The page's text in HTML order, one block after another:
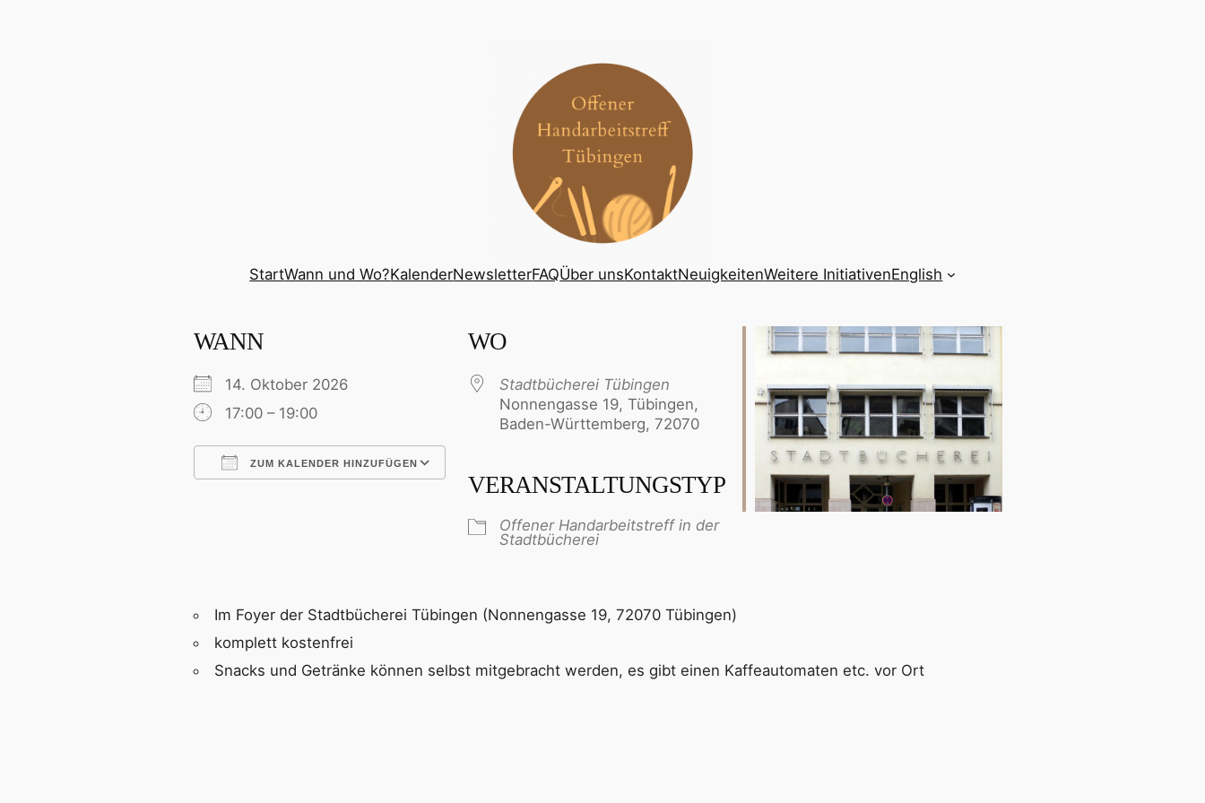
StartWann und Wo?KalenderNewsletterFAQÜber unsKontaktNeuigkeitenWeitere InitiativenEnglish
WANN
14. Oktober 2026
17:00 – 19:00
ZUM KALENDER HINZUFÜGEN
Google Kalender iCalendar Office 365
WO
Stadtbücherei Tübingen
Nonnengasse 19, Tübingen,
Baden-Württemberg, 72070
VERANSTALTUNGSTYP
Offener Handarbeitstreff in der
Stadtbücherei
Im Foyer der Stadtbücherei Tübingen (Nonnengasse 19, 72070 Tübingen)
komplett kostenfrei
Snacks und Getränke können selbst mitgebracht werden, es gibt einen Kaffeautomaten etc. vor Ort